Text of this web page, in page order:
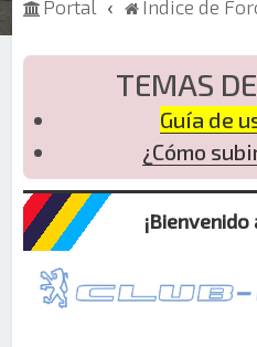
Portal Índice de
TEMAS
Guía de
¿Cómo
¡Bienvenido